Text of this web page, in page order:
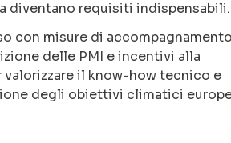
diventano requisiti indispensabili.
con misure di accompagnamento
delle PMI e incentivi alla
il know-how tecnico e
degli obiettivi climatici